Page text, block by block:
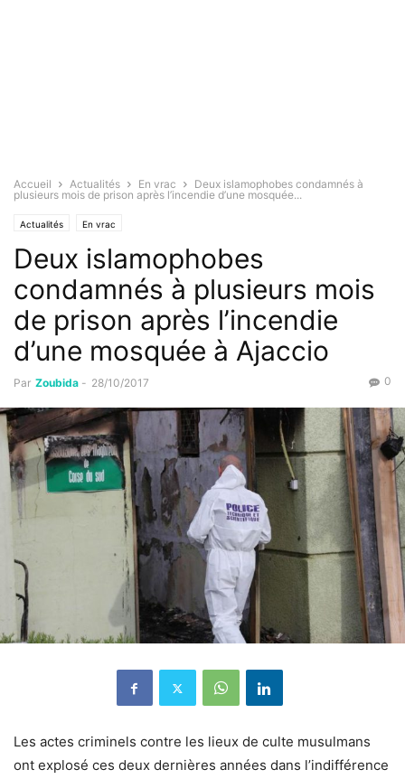
Accueil Actualités En vrac
Deux islamophobes condamnés à
plusieurs mois de prison après l’incendie d’une mosquée...
Actualités En vrac
Deux islamophobes
condamnés à plusieurs mois
de prison après l’incendie
d’une mosquée à Ajaccio
Par Zoubida - 28/10/2017 0
Les actes criminels contre les lieux de culte musulmans
ont explosé ces deux dernières années dans l’indifférence